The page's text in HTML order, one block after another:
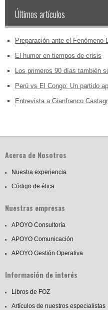
Últimos artículos
Preparación ante el Fenómeno
El humor en tiempos de crisis
Los primeros 90 días también
Perú vs El Congo: Un partido
Entrevista a Gianfranco
Acerca de Nosotros
Nuestra experiencia
Código de ética
Nuestras empresas
APOYO Consultoría
APOYO Comunicación
APOYO Gestión Operativa
Información de interés
Libros de FOZ
Artículos de nuestros especialistas